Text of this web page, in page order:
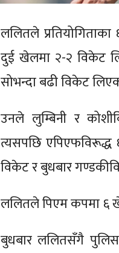
ललितले
दुई खेलमा २-२ विकेट
सोभन्दा बढी विकेट
उनले लुम्बिनी र
त्यसपछि
विकेट र बुधबार
ललितले पिएम कपमा ६
बुधबार ललितसँगै